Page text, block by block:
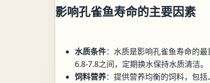
影响孔雀鱼寿命的主要因素
水质条件：水质是影响孔雀鱼寿命的
6.8-7.8之间，定期换水保持水质清洁。
饲料营养：提供营养均衡的饲料，包